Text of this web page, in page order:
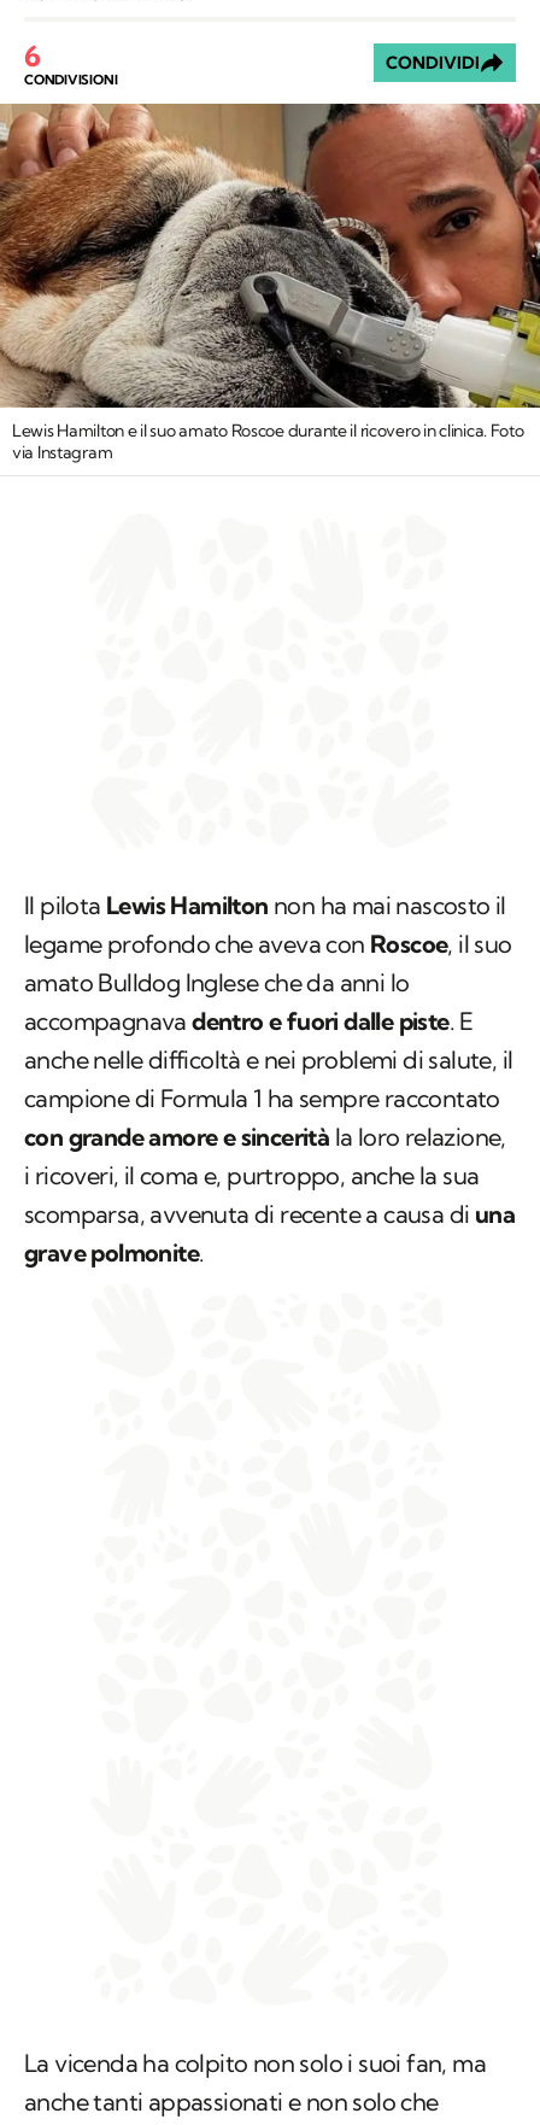
6
CONDIVISIONI
CONDIVIDI
Lewis Hamilton e il suo amato Roscoe durante il ricovero in clinica. Foto
via Instagram
Il pilota Lewis Hamilton non ha mai nascosto il
legame profondo che aveva con Roscoe, il suo
amato Bulldog Inglese che da anni lo
accompagnavadentro e fuori dalle piste. E
anche nelle difficoltà e nei problemi di salute, il
campione di Formula 1 ha sempre raccontato
con grande amore e sincerità la loro relazione,
i ricoveri, il coma e, purtroppo, anche la sua
scomparsa, avvenuta di recente a causa di una
grave polmonite.
La vicenda ha colpito non solo i suoi fan, ma
anche tanti appassionati e non solo che